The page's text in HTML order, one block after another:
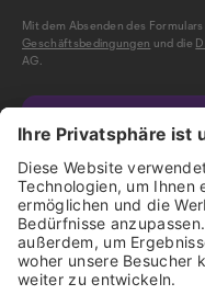
Mit dem Absenden des
Geschäftsbedingungen und die
AG.